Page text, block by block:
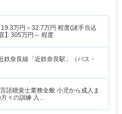
19.3万円～32.7万円 程度(諸手当込
】 305万円～ 程度
鉄奈良線「近鉄奈良駅」（バス・
言語聴覚士業務全般 小児から成人ま
方々の訓練 入…